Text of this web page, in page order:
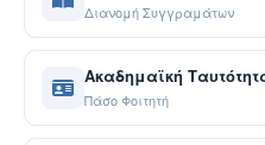
Διανομή Συγγραμάτων
Ακαδημαϊκή
Πάσο Φοιτητή